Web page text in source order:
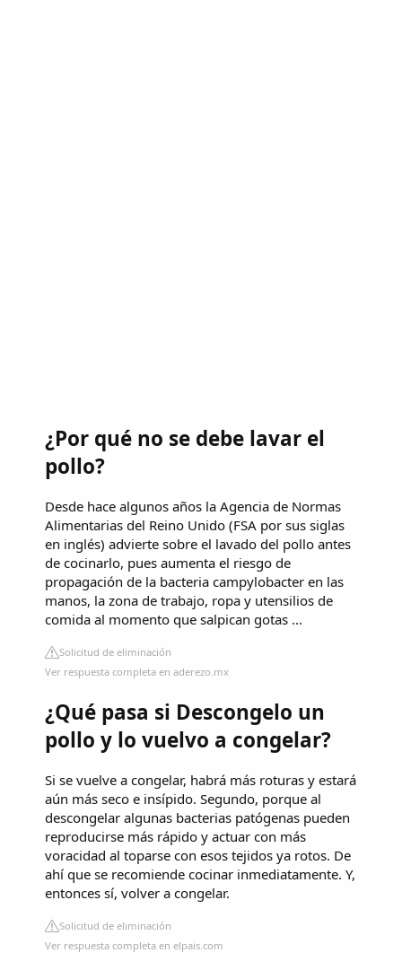
¿Por qué no se debe lavar el
pollo?
Desde hace algunos años la Agencia de Normas
Alimentarias del Reino Unido (FSA por sus siglas
en inglés) advierte sobre el lavado del pollo antes
de cocinarlo, pues aumenta el riesgo de
propagación de la bacteria campylobacter en las
manos, la zona de trabajo, ropa y utensilios de
comida al momento que salpican gotas ...
Solicitud de eliminación
Ver respuesta completa en aderezo.mx
¿Qué pasa si Descongelo un
pollo y lo vuelvo a congelar?
Si se vuelve a congelar, habrá más roturas y estará
aún más seco e insípido. Segundo, porque al
descongelar algunas bacterias patógenas pueden
reproducirse más rápido y actuar con más
voracidad al toparse con esos tejidos ya rotos. De
ahí que se recomiende cocinar inmediatamente. Y,
entonces sí, volver a congelar.
Solicitud de eliminación
Ver respuesta completa en elpais.com